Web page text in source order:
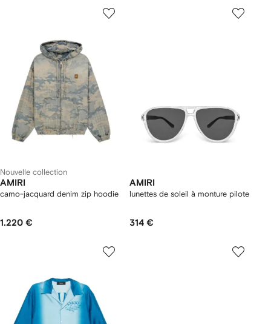
Nouvelle collection
AMIRI
camo-jacquard denim zip hoodie
1.220 €
AMIRI
lunettes de soleil à monture pilote
314 €